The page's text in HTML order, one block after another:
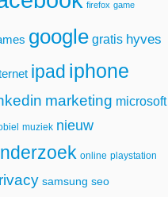
firefox game
google gratis hyves
ipad iphone
marketing microsoft
muziek nieuw
online playstation
samsung seo